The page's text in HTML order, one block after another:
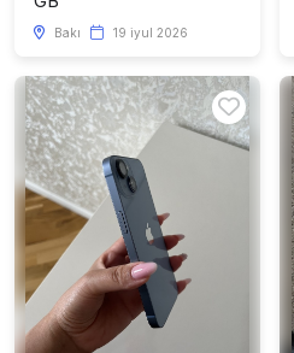
Bakı 19 iyul 2026